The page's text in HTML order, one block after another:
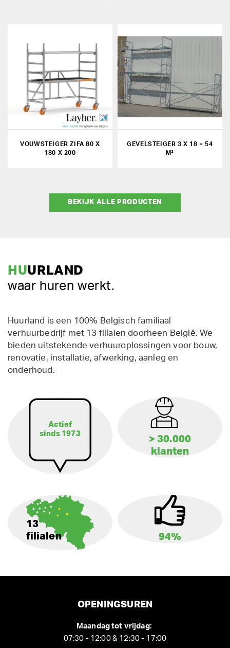
VOUWSTEIGER ZIFA 80 X
180 X 200
GEVELSTEIGER 3 X 18 = 54
M²
BEKIJK ALLE PRODUCTEN
HUURLAND
waar huren werkt.
Huurland is een 100% Belgisch familiaal
verhuurbedrijf met 13 filialen doorheen België. We
bieden uitstekende verhuuroplossingen voor bouw,
renovatie, installatie, afwerking, aanleg en
onderhoud.
Actief
sinds 1973
> 30.000
klanten
13
filialen
94%
OPENINGSUREN
Maandag tot vrijdag:
07:30 - 12:00 & 12:30 - 17:00